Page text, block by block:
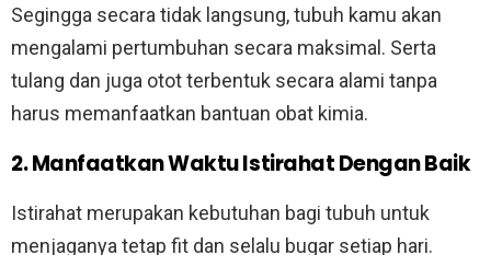
Segingga secara tidak langsung, tubuh kamu akan
mengalami pertumbuhan secara maksimal. Serta
tulang dan juga otot terbentuk secara alami tanpa
harus memanfaatkan bantuan obat kimia.
2. Manfaatkan Waktu Istirahat Dengan Baik
Istirahat merupakan kebutuhan bagi tubuh untuk
menjaganya tetap fit dan selalu bugar setiap hari.